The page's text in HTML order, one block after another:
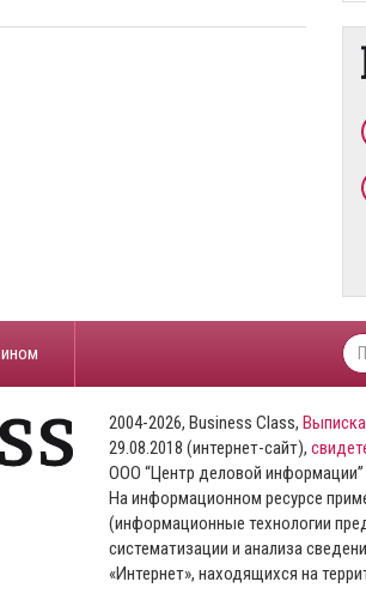
2004-2026, Business Class,
29.08.2018 (интернет-сайт),
ООО “Центр деловой информации”
На информационном ресурсе
(информационные технологии
систематизации и анализа
«Интернет», находящихся на